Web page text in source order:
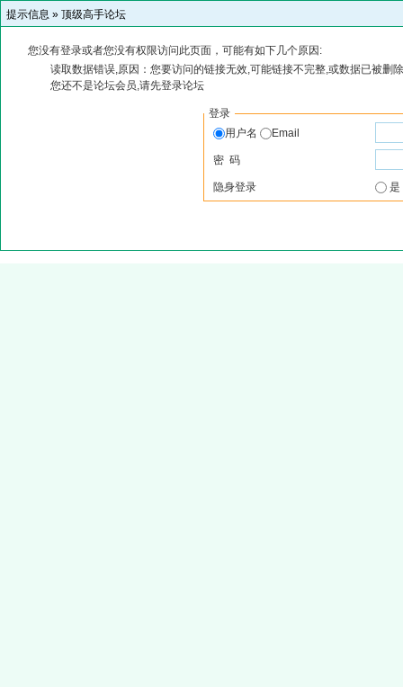
提示信息 » 顶级高手论坛
您没有登录或者您没有权限访问此页面，可能有如下几个原因:
读取数据错误,原因：您要访问的链接无效,可能链接不完整,或数据已被删
您还不是论坛会员,请先登录论坛
登录
用户名
Email
密 码
隐身登录